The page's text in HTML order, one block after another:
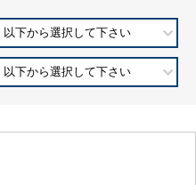
以下から選択して下さい
以下から選択して下さい